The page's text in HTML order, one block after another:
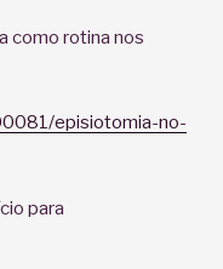
como rotina nos
episiotomia-no-
para